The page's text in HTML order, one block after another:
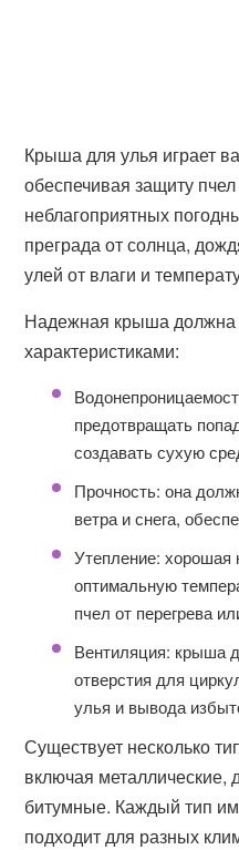
Крыша для улья играет
обеспечивая защиту
неблагоприятных
преграда от солнца,
улей от влаги и
Надежная крыша
характеристиками:
предотвращать
создавать сухую
Прочность: она
ветра и снега,
Утепление:
оптимальную
пчел от перегрева
Вентиляция: крыша
отверстия для
улья и вывода
Существует несколько
включая
битумные. Каждый тип
подходит для разных